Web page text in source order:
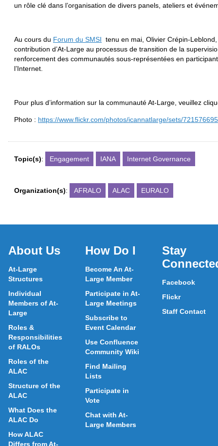
un rôle clé dans l’organisation de divers panels, ateliers et
Au cours du Forum du SMSI tenu en mai, Olivier Crépin-
contribution d’At-Large au processus de transition de la
renforcement des communautés sous-représentées en
l’Internet.
Pour plus d’information sur la communauté At-Large, veuillez
Photo : https://www.flickr.com/photos/icannatlarge/sets/
Topic(s): Engagement IANA Internet Governance
Organization(s): AFRALO ALAC EURALO
About Us
At-Large
Structures
Individual
Members of At-
Large
Roles &
Responsibilities
of RALOs
Roles of the
ALAC
Structure of the
ALAC
What Does the
ALAC Do
How ALAC
Differs from At-
How Do I
Become An At-
Large Member
Participate in At-
Large Meetings
Subscribe to
Event Calendar
Use Confluence
Community Wiki
Find Mailing
Lists
Participate in
Vote
Chat with At-
Large Members
Stay
Facebook
Flickr
Staff Contact